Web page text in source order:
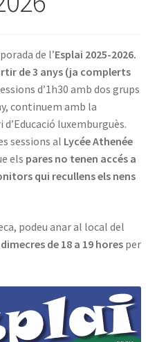
de l’Esplai 2025-2026.
de 3 anys (ja complerts
d’1h30 amb dos grups
continuem amb la
luxemburguès.
sessions al Lycée Athenée
els pares no tenen accés a
qui recullens els nens
podeu anar al local del
dimecres de 18 a 19 horesper